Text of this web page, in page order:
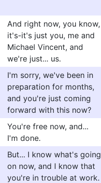
And right now, you know,
it's-it's just you, me and
Michael Vincent, and
we're just... us.
I'm sorry, we've been in
preparation for months,
and you're just coming
forward with this now?
You're free now, and...
I'm done.
But... I know what's going
on now, and I know that
you're in trouble at work.